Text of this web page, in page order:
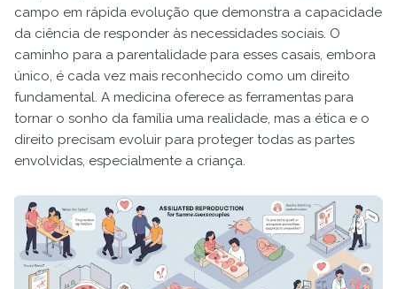
campo em rápida evolução que demonstra a capacidade
da ciência de responder às necessidades sociais. O
caminho para a parentalidade para esses casais, embora
único, é cada vez mais reconhecido como um direito
fundamental. A medicina oferece as ferramentas para
tornar o sonho da família uma realidade, mas a ética e o
direito precisam evoluir para proteger todas as partes
envolvidas, especialmente a criança.